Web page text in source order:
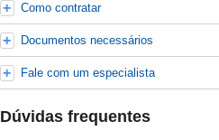
Como contratar
Documentos necessários
Fale com um especialista
Dúvidas frequentes